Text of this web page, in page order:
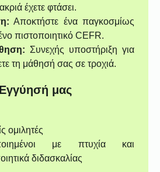
έχετε φτάσει.
Αποκτήστε ένα παγκοσμίως
πιστοποιητικό CEFR.
Συνεχής υποστήριξη για
τη μάθησή σας σε τροχιά.
μας
ομιλητές
με πτυχία και
διδασκαλίας